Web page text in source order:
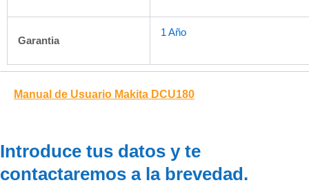
Garantia
1 Año
Manual de Usuario Makita DCU180
Introduce tus datos y te
contactaremos a la brevedad.